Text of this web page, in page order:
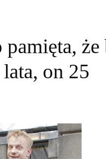
pamięta,
on 25